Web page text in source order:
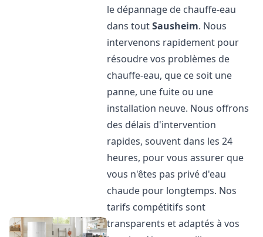
le dépannage de chauffe-eau
dans toutSausheim. Nous
intervenons rapidement pour
résoudre vos problèmes de
chauffe-eau, que ce soit une
panne, une fuite ou une
installation neuve. Nous offrons
des délais d'intervention
rapides, souvent dans les 24
heures, pour vous assurer que
vous n'êtes pas privé d'eau
chaude pour longtemps. Nos
tarifs compétitifs sont
transparents et adaptés à vos